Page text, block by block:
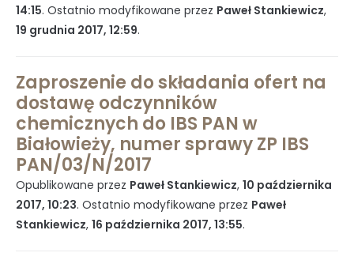
Zamówienia publiczne
Ogłoszenia
14:15. Ostatnio modyfikowane przez Paweł Stankiewicz,
19 grudnia 2017, 12:59.
Zaproszenie do składania ofert na
dostawę odczynników
chemicznych do IBS PAN w
Białowieży, numer sprawy ZP IBS
PAN/03/N/2017
Opublikowane przez Paweł Stankiewicz, 10 października
2017, 10:23. Ostatnio modyfikowane przez Paweł
Stankiewicz, 16 października 2017, 13:55.